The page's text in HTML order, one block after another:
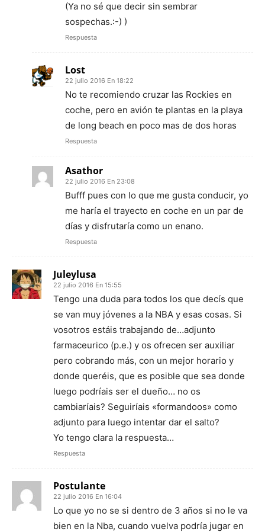
(Ya no sé que decir sin sembrar
sospechas.:-) )
Respuesta
Lost
22 julio 2016 En 18:22
No te recomiendo cruzar las Rockies en
coche, pero en avión te plantas en la playa
de long beach en poco mas de dos horas
Respuesta
Asathor
22 julio 2016 En 23:08
Bufff pues con lo que me gusta conducir, yo
me haría el trayecto en coche en un par de
días y disfrutaría como un enano.
Respuesta
Juleylusa
22 julio 2016 En 15:55
Tengo una duda para todos los que decís que
se van muy jóvenes a la NBA y esas cosas. Si
vosotros estáis trabajando de…adjunto
farmaceurico (p.e.) y os ofrecen ser auxiliar
pero cobrando más, con un mejor horario y
donde queréis, que es posible que sea donde
luego podríais ser el dueño… no os
cambiaríais? Seguiríais «formandoos» como
adjunto para luego intentar dar el salto?
Yo tengo clara la respuesta…
Respuesta
Postulante
22 julio 2016 En 16:04
Lo que yo no se si dentro de 3 años si no le va
bien en la Nba, cuando vuelva podría jugar en